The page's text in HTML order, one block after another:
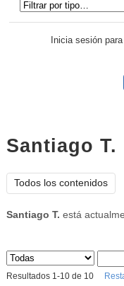
Inicia sesión
Santiago T.
Todos los contenidos
Santiago T. está
Sus archivos
Resultados 1-10de 10